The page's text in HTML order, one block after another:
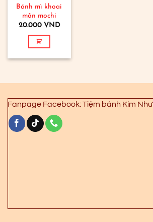
Bánh mì khoai
môn mochi
20.000 VND
Fanpage Facebook: Tiệm bánh Kim Như